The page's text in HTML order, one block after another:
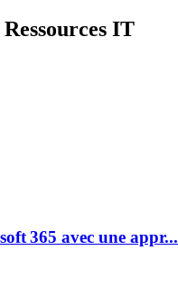
IT
365 avec une appr...